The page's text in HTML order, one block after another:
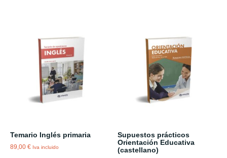
Temario Inglés primaria
89,00 € Iva incluido
Supuestos prácticos
Orientación Educativa
(castellano)